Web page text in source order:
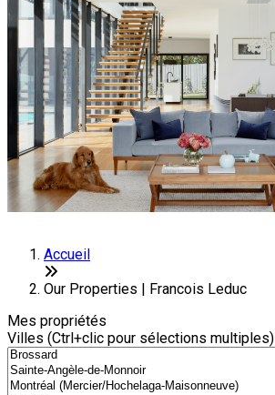
Accueil
Our Properties | Francois Leduc
Mes propriétés
Villes (Ctrl+clic pour sélections multiples)